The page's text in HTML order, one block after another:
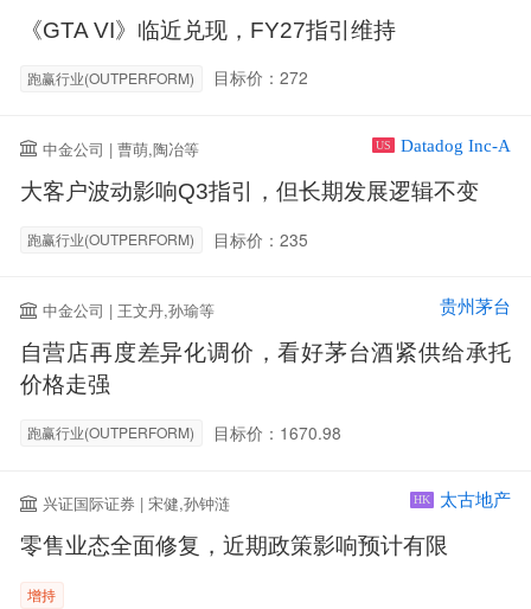
《GTA VI》临近兑现，FY27指引维持
跑赢行业(OUTPERFORM) 目标价：272
中金公司 | 曹萌,陶冶等 US Datadog Inc-A
大客户波动影响Q3指引，但长期发展逻辑不变
跑赢行业(OUTPERFORM) 目标价：235
中金公司 | 王文丹,孙瑜等 贵州茅台
自营店再度差异化调价，看好茅台酒紧供给承托
价格走强
跑赢行业(OUTPERFORM) 目标价：1670.98
兴证国际证券 | 宋健,孙钟涟 HK 太古地产
零售业态全面修复，近期政策影响预计有限
增持